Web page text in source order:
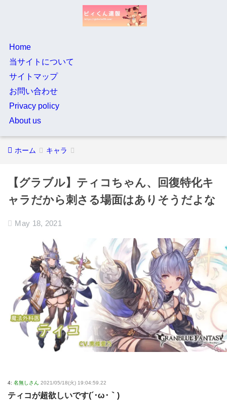
Home
当サイトについて
サイトマップ
お問い合わせ
Privacy policy
About us
ホーム キャラ
【グラブル】ティコちゃん、回復特化キ
ャラだから刺さる場面はありそうだよな
May 18, 2021
4: 名無しさん 2021/05/18(火) 19:04:59.22
ティコが超欲しいです(´･ω･｀)